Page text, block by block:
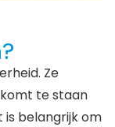
Ze
te staan
is belangrijk om